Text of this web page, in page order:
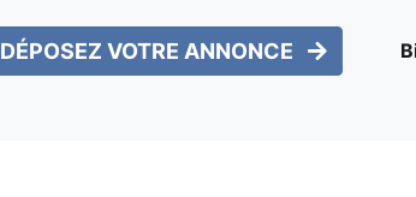
DÉPOSEZ VOTRE ANNONCE